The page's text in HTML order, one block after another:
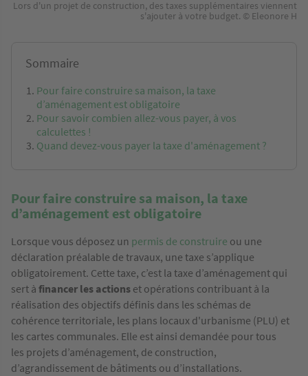
Lors d'un projet de construction, des taxes supplémentaires viennent
s'ajouter à votre budget. © Eleonore H
Sommaire
Pour faire construire sa maison, la taxe
d’aménagement est obligatoire
Pour savoir combien allez-vous payer, à vos
calculettes !
Quand devez-vous payer la taxe d'aménagement ?
Pour faire construire sa maison, la taxe
d’aménagement est obligatoire
Lorsque vous déposez un permis de construire ou une
déclaration préalable de travaux, une taxe s’applique
obligatoirement. Cette taxe, c’est la taxe d’aménagement qui
sert à financer les actions et opérations contribuant à la
réalisation des objectifs définis dans les schémas de
cohérence territoriale, les plans locaux d'urbanisme (PLU) et
les cartes communales. Elle est ainsi demandée pour tous
les projets d’aménagement, de construction,
d’agrandissement de bâtiments ou d’installations.